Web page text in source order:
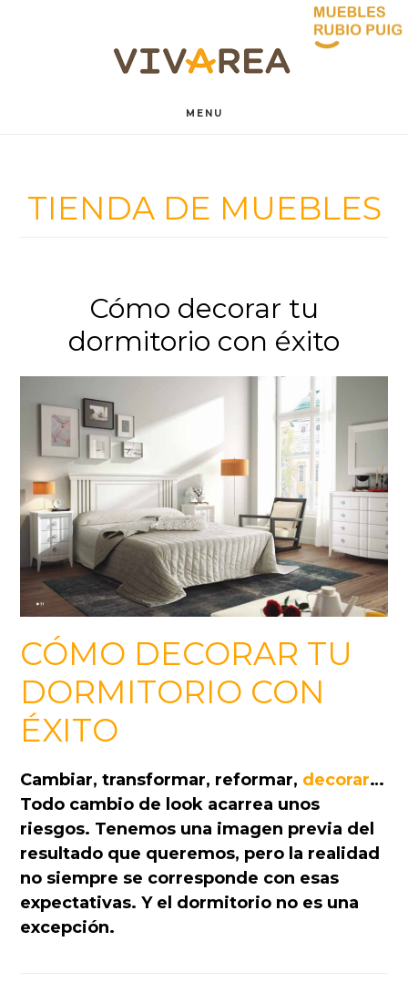
MENU
TIENDA DE MUEBLES
Cómo decorar tu
dormitorio con éxito
CÓMO DECORAR TU
DORMITORIO CON
ÉXITO
Cambiar, transformar, reformar, decorar…
Todo cambio de look acarrea unos
riesgos. Tenemos una imagen previa del
resultado que queremos, pero la realidad
no siempre se corresponde con esas
expectativas. Y el dormitorio no es una
excepción.